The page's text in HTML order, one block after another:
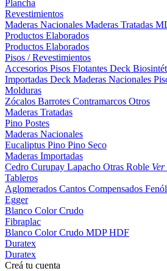
Plancha
Revestimientos
Maderas Nacionales Maderas Tratadas
Productos Elaborados
Productos Elaborados
Pisos / Revestimientos
Accesorios Pisos Flotantes Deck
Importadas Deck Maderas Nacionales
Molduras
Zócalos Barrotes Contramarcos Otros
Maderas Tratadas
Pino Postes
Maderas Nacionales
Eucaliptus Pino Pino Seco
Maderas Importadas
Cedro Curupay Lapacho Otras Roble Ver
Tableros
Aglomerados Cantos Compensados
Egger
Blanco ColorCrudo
Fibraplac
Blanco ColorCrudo MDPHDF
Duratex
Duratex
Creá tu cuenta